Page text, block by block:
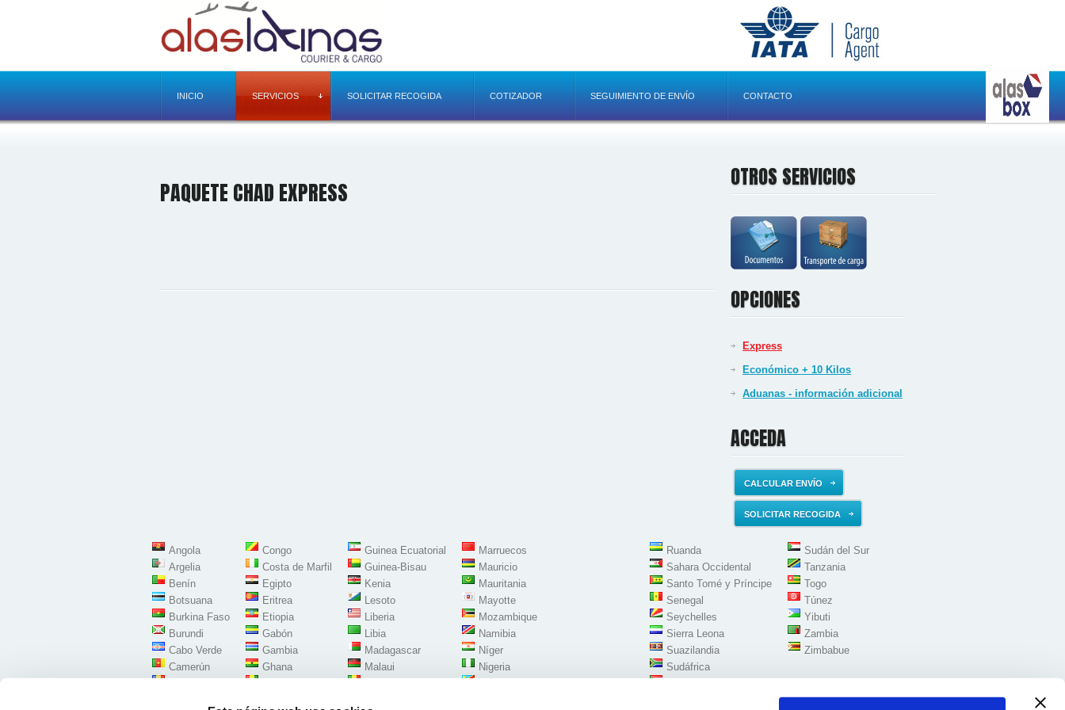
INICIO SERVICIOS SOLICITAR RECOGIDA COTIZADOR SEGUIMIENTO DE ENVÍO CONTACTO
PAQUETE CHAD EXPRESS
OTROS SERVICIOS
OPCIONES
Express
Económico + 10 Kilos
Aduanas - información adicional
ACCEDA
CALCULAR ENVÍO
SOLICITAR RECOGIDA
Angola
Argelia
Benín
Botsuana
Burkina Faso
Burundi
Cabo Verde
Camerún
Congo
Costa de Marfil
Egipto
Eritrea
Etiopia
Gabón
Gambia
Ghana
Guinea Ecuatorial
Guinea-Bisau
Kenia
Lesoto
Liberia
Libia
Madagascar
Malaui
Marruecos
Mauricio
Mauritania
Mayotte
Mozambique
Namibia
Níger
Nigeria
Ruanda
Sahara Occidental
Santo Tomé y Príncipe
Senegal
Seychelles
Sierra Leona
Suazilandia
Sudáfrica
Sudán del Sur
Tanzania
Togo
Túnez
Yibuti
Zambia
Zimbabue